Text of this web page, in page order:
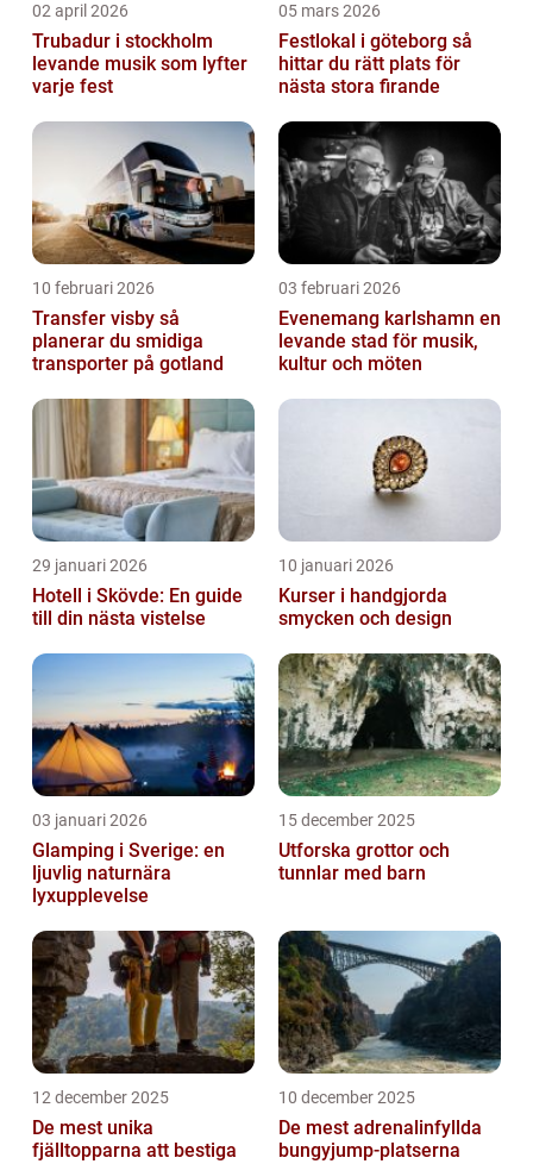
02 april 2026
Trubadur i stockholm
levande musik som lyfter
varje fest
05 mars 2026
Festlokal i göteborg så
hittar du rätt plats för
nästa stora firande
10 februari 2026
Transfer visby så
planerar du smidiga
transporter på gotland
03 februari 2026
Evenemang karlshamn en
levande stad för musik,
kultur och möten
29 januari 2026
Hotell i Skövde: En guide
till din nästa vistelse
10 januari 2026
Kurser i handgjorda
smycken och design
03 januari 2026
Glamping i Sverige: en
ljuvlig naturnära
lyxupplevelse
15 december 2025
Utforska grottor och
tunnlar med barn
12 december 2025
De mest unika
fjälltopparna att bestiga
10 december 2025
De mest adrenalinfyllda
bungyjump-platserna